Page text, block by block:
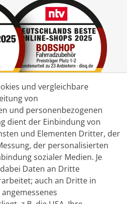
(MEZ)
und vergleichbare
von
und personenbezogenen
dient der Einbindung von
und Elementen Dritter, der
der personalisierten
sozialer Medien. Je
Daten an Dritte
auch an Dritte in